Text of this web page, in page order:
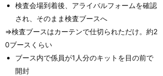
検査会場到着後、アライバルフォームを確認
され、そのまま検査ブースへ
⇒検査ブースはカーテンで仕切られただけ。約2
0ブースくらい
ブース内で係員が1人分のキットを目の前で
開封